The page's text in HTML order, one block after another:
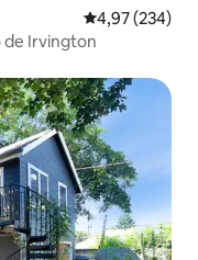
4,97 de uma
4,97 (234)
de Irvington